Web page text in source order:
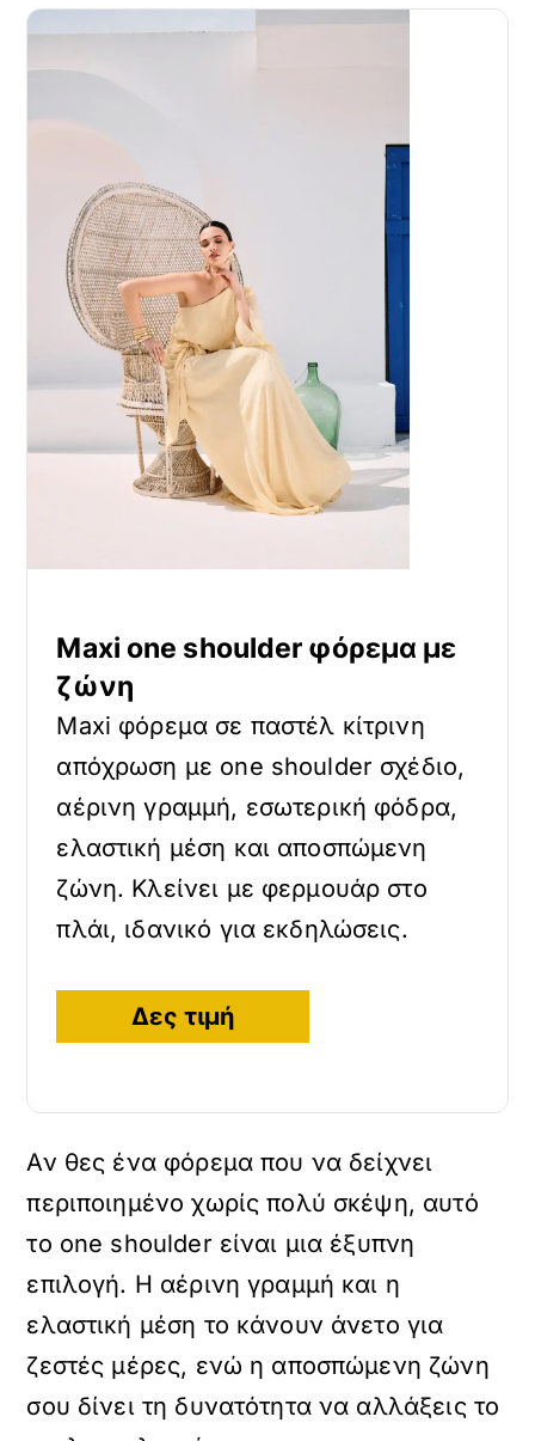
Maxi one shoulder φόρεμα με
ζώνη
Maxi φόρεμα σε παστέλ κίτρινη
απόχρωση με one shoulder σχέδιο,
αέρινη γραμμή, εσωτερική φόδρα,
ελαστική μέση και αποσπώμενη
ζώνη. Κλείνει με φερμουάρ στο
πλάι, ιδανικό για εκδηλώσεις.
Δες τιμή
Αν θες ένα φόρεμα που να δείχνει
περιποιημένο χωρίς πολύ σκέψη, αυτό
το one shoulder είναι μια έξυπνη
επιλογή. Η αέρινη γραμμή και η
ελαστική μέση το κάνουν άνετο για
ζεστές μέρες, ενώ η αποσπώμενη ζώνη
σου δίνει τη δυνατότητα να αλλάξεις το